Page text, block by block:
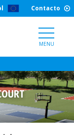
Contacto
MENU